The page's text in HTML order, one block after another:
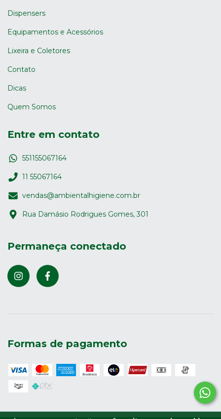
Dispensers
Equipamentos e Acessórios
Lixeira e Coletores
Contato
Dicas
Quem Somos
Entre em contato
551155067164
11 55067164
vendas@ambientalhigiene.com.br
Rua Damásio Rodrigues Gomes, 301
Permaneça conectado
Formas de pagamento